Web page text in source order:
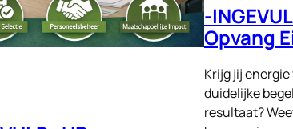
-
Opvang
Krijg jij
duidelijke
resultaat?